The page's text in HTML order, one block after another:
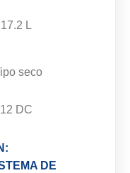
17.2 L
seco
12 DC
DE